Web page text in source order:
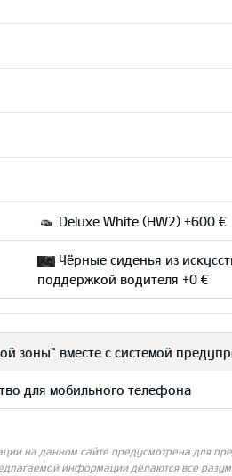
Deluxe White (HW2) +600 €
Чёрные сиденья из
поддержкой водителя +0 €
зоны" вместе с системой
для мобильного телефона
на данном сайте предусмотрена для
информации делаются все